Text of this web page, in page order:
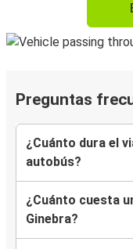
Preguntas
¿Cuánto dura el
autobús?
¿Cuánto cuesta
Ginebra?